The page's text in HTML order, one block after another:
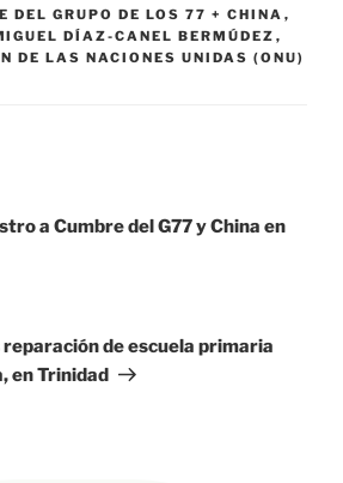
DEL GRUPO DE LOS 77 + CHINA ,
DÍAZ-CANEL BERMÚDEZ ,
DE LAS NACIONES UNIDAS (ONU)
a Cumbre del G77 y China en
de escuela primaria
en Trinidad